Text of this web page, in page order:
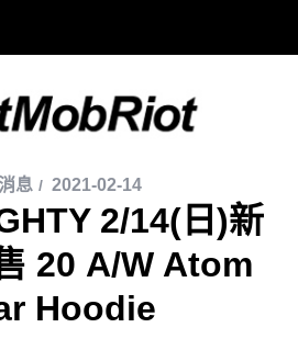
息 2021-02-14
2/14(日)新
20 A/W Atom
Hoodie